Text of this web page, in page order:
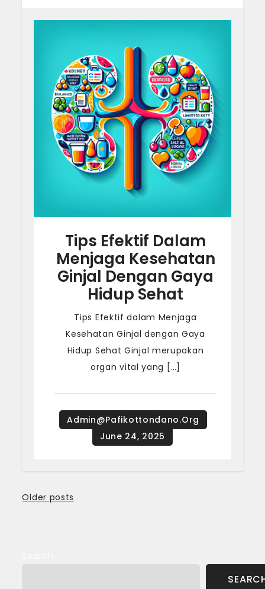
Tips Efektif Dalam
Menjaga Kesehatan
Ginjal Dengan Gaya
Hidup Sehat
Tips Efektif dalam Menjaga
Kesehatan Ginjal dengan Gaya
Hidup Sehat Ginjal merupakan
organ vital yang […]
Posts
Older posts